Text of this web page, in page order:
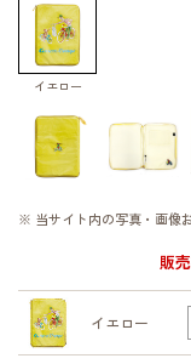
イエロー
※ 当サイト内の写真・画像
販
イエロー